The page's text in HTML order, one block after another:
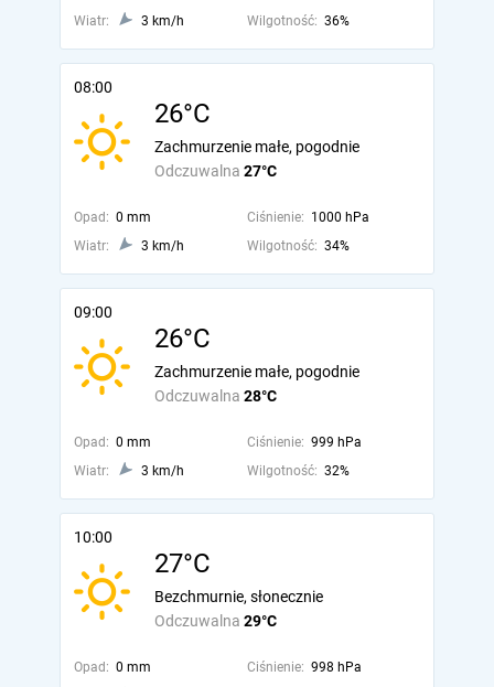
Wiatr: 3 km/h Wilgotność: 36%
08:00
26°C
Odczuwalna 27°C
Zachmurzenie małe, pogodnie
Opad: 0 mm Ciśnienie: 1000 hPa
Wiatr:
3 km/h Wilgotność: 34%
09:00
26°C
Odczuwalna 28°C
Zachmurzenie małe, pogodnie
Opad: 0 mm Ciśnienie: 999 hPa
Wiatr:
3 km/h Wilgotność: 32%
10:00
27°C
Odczuwalna 29°C
Bezchmurnie, słonecznie
Opad: 0 mm Ciśnienie: 998 hPa